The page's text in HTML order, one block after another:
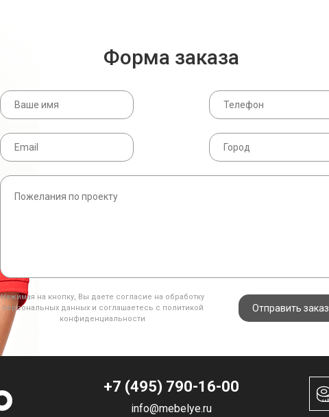
Форма заказа
Нажимая на кнопку, Вы даете согласие на обработку
персональных данных и соглашаетесь с политикой
конфиденциальности
Отправить заказ
+7 (495) 790-16-00
info@mebelye.ru